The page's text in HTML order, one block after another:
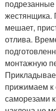
жестянщика.
мешает,
отлива.
монтажную
прижимаем к
саморезами